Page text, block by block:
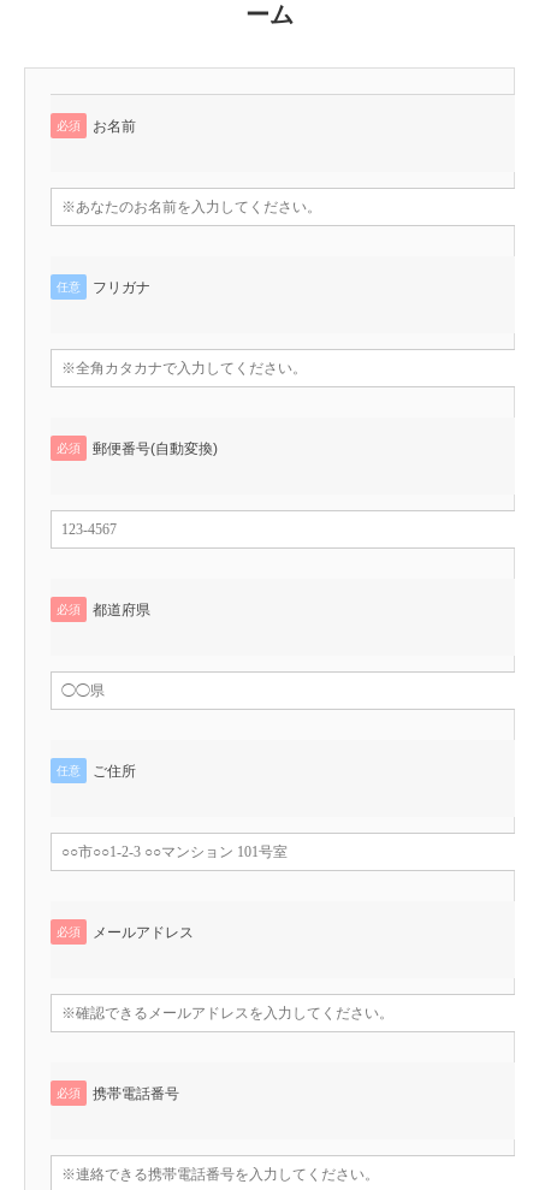
ーム
必須 お名前
任意 フリガナ
必須 郵便番号(自動変換)
必須 都道府県
任意 ご住所
必須 メールアドレス
必須 携帯電話番号